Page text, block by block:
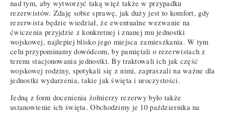
nad tym, aby wytworzyć taką więź także w przypadku
rezerwistów. Zdaję sobie sprawę, jak duży jest to komfort, gdy
rezerwista będzie wiedział, że ewentualne wezwanie na
ćwiczenia przyjdzie z konkretnej i znanej mu jednostki
wojskowej, najlepiej blisko jego miejsca zamieszkania. W tym
celu przypominamy dowódcom, by pamiętali o rezerwistach z
terenu stacjonowania jednostki. By traktowali ich jak część
wojskowej rodziny, spotykali się z nimi, zapraszali na ważne dla
jednostki wydarzenia, takie jak święta i uroczystości.
Jedną z form docenienia żołnierzy rezerwy było także
ustanowienie ich święta. Obchodzimy je 10 października na